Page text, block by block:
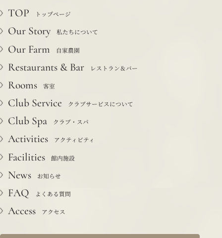
TOP トップページ
Our Story 私たちについて
Our Farm 自家農園
Restaurants & Bar レストラン＆バー
Rooms 客室
Club Service クラブサービスについて
Club Spa クラブ・スパ
Activities アクティビティ
Facilities 館内施設
News お知らせ
FAQ よくある質問
Access アクセス